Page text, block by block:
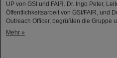
UP von GSI und FAIR. Dr. Ingo Peter,
Öffentlichkeitsarbeit von GSI/FAIR, und
Outreach Officer, begrüßten die Gruppe
Mehr »